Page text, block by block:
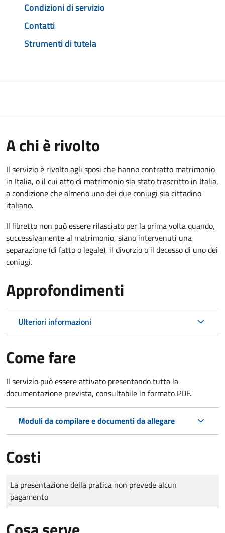
Condizioni di servizio
Contatti
Strumenti di tutela
A chi è rivolto
Il servizio è rivolto agli sposi che hanno contratto matrimonio
in Italia, o il cui atto di matrimonio sia stato trascritto in Italia,
a condizione che almeno uno dei due coniugi sia cittadino
italiano.
Il libretto non può essere rilasciato per la prima volta quando,
successivamente al matrimonio, siano intervenuti una
separazione (di fatto o legale), il divorzio o il decesso di uno dei
coniugi.
Approfondimenti
Ulteriori informazioni
Come fare
Il servizio può essere attivato presentando tutta la
documentazione prevista, consultabile in formato PDF.
Moduli da compilare e documenti da allegare
Costi
Tipo di pagamento
Importo
La presentazione della pratica non prevede alcun
pagamento